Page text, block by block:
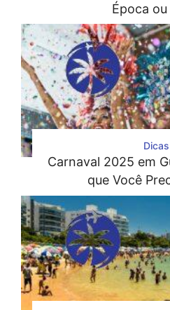
Época ou
Dicas
Carnaval 2025 em
que Você